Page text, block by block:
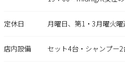
定休日 月曜日、第1・3月曜火曜
店内設備 セット4台・シャンプー2